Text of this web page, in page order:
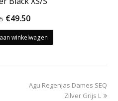
Oorspronkelijke
prijs
was:
€49.50Huidige
prijs
is:
winkelwagen
next
Agu Regenjas Dames SEQ
Zilver Grijs L